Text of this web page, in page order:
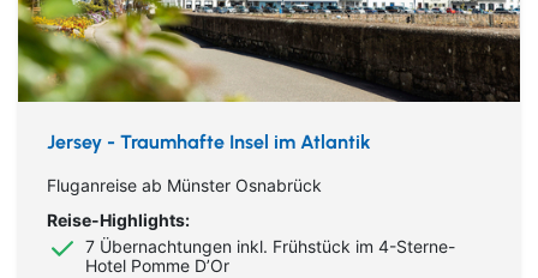
Jersey - Traumhafte Insel im Atlantik
Fluganreise ab Münster Osnabrück
Reise-Highlights:
7 Übernachtungen inkl. Frühstück im 4-Sterne-
Hotel Pomme D’Or